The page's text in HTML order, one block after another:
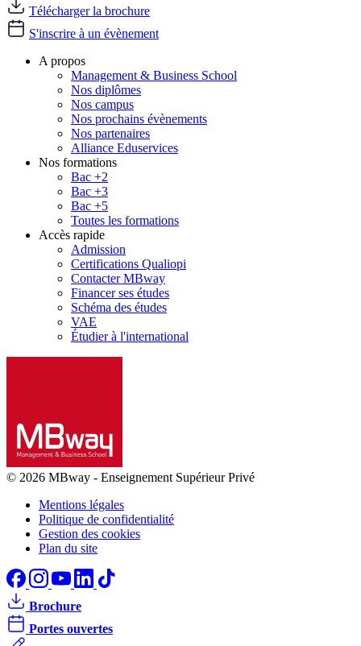
Télécharger la brochure
S'inscrire à un évènement
A propos
Management & Business School
Nos diplômes
Nos campus
Nos prochains évènements
Nos partenaires
Alliance Eduservices
Nos formations
Bac +2
Bac +3
Bac +5
Toutes les formations
Accès rapide
Admission
Certifications Qualiopi
Contacter MBway
Financer ses études
Schéma des études
VAE
Étudier à l'international
© 2026 MBway - Enseignement Supérieur Privé
Mentions légales
Politique de confidentialité
Gestion des cookies
Plan du site
Brochure
Portes ouvertes